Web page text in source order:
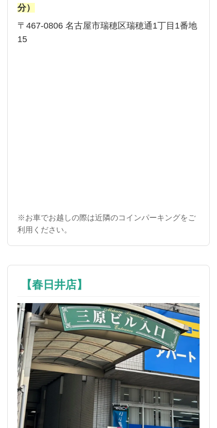
分）
〒467-0806 名古屋市瑞穂区瑞穂通1丁目1番地
15
※お車でお越しの際は近隣のコインパーキングをご
利用ください。
【春日井店】